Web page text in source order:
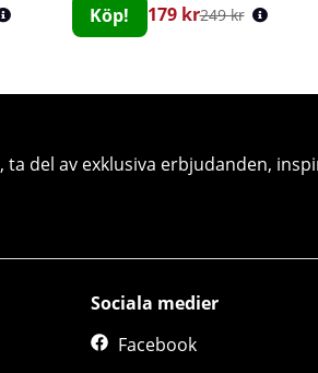
Köp! 179 kr249 kr
del av exklusiva erbjudanden,
Sociala medier
Facebook